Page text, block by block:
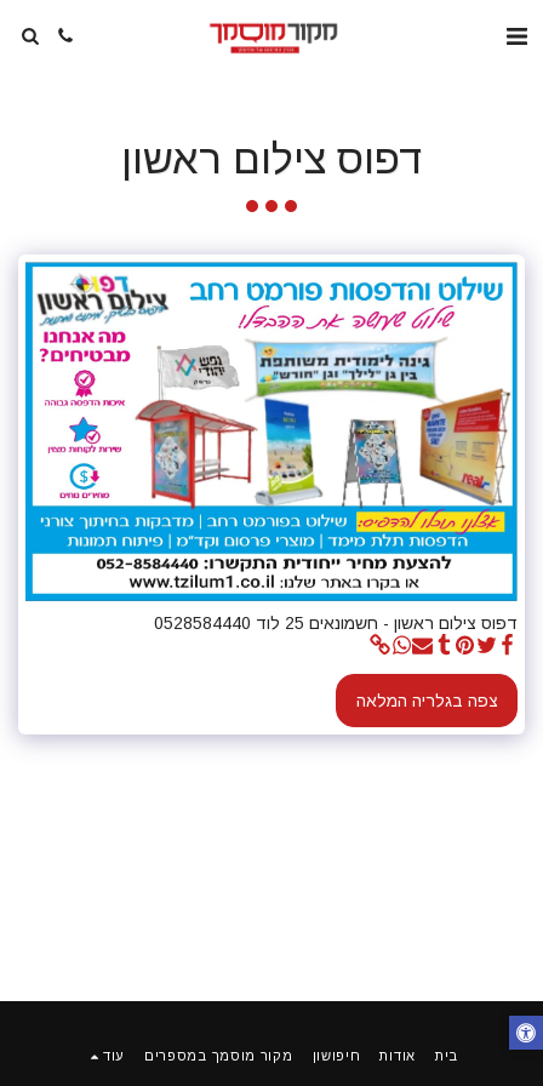
דפוס צילום ראשון
דפוס צילום ראשון - חשמונאים 25 לוד 0528584440
צפה בגלריה המלאה
בית אודות חיפושון מקור מוסמך במספרים עוד